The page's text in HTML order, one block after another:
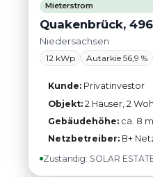
Mieterstrom
Quakenbrück,
Niedersachsen
12 kWp Autarkie 56,9 %
Kunde:Privatinvestor
Objekt:2 Häuser, 2
Gebäudehöhe:ca. 8 m
Netzbetreiber:B+
Zuständig: SOLAR